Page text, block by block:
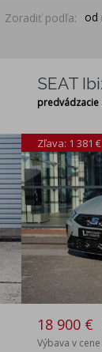
Zoradiť podľa: od
SEAT
predvádzacie
Zľava: 1 381 €
18 900 €
Výbava v cene